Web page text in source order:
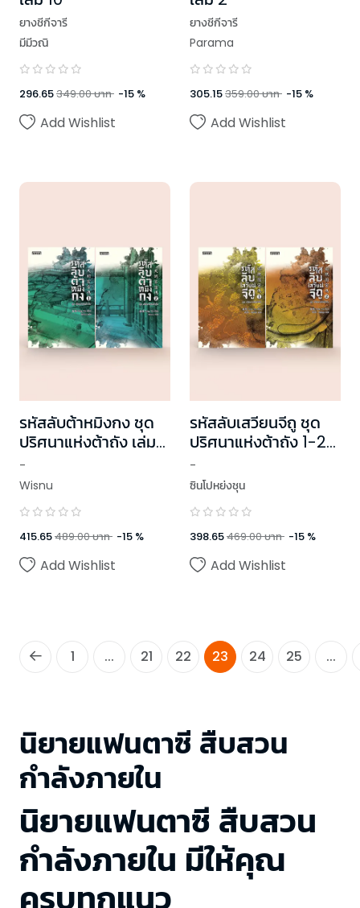
ยางชีกีจารี
มีมีวณิ
296.65349.00บาท -15 %
Add Wishlist
ยางชีกีจารี
Parama
305.15359.00บาท -15 %
Add Wishlist
รหัสลับต้าหมิงกง ชุด
ปริศนาแห่งต้าถัง เล่ม
1-2 (2 เล่มจบ)
-
Wisnu
415.65489.00บาท -15 %
Add Wishlist
รหัสลับเสวียนจีถู ชุด
ปริศนาแห่งต้าถัง 1-2
(2 เล่มจบ)
-
ซินโปหย่งชุน
398.65469.00บาท -15 %
Add Wishlist
1 ... 21 22 23 24 25 ...
นิยายแฟนตาซี สืบสวน
กำลังภายใน
นิยายแฟนตาซี สืบสวน
กำลังภายใน มีให้คุณ
ครบทุกแนว